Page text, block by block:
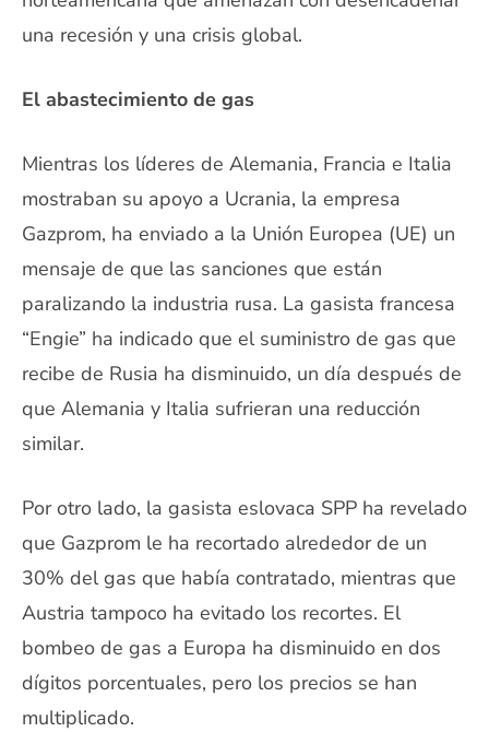
una recesión y una crisis global.
El abastecimiento de gas
Mientras los líderes de Alemania, Francia e Italia
mostraban su apoyo a Ucrania, la empresa
Gazprom, ha enviado a la Unión Europea (UE) un
mensaje de que las sanciones que están
paralizando la industria rusa. La gasista francesa
“Engie” ha indicado que el suministro de gas que
recibe de Rusia ha disminuido, un día después de
que Alemania y Italia sufrieran una reducción
similar.
Por otro lado, la gasista eslovaca SPP ha revelado
que Gazprom le ha recortado alrededor de un
30% del gas que había contratado, mientras que
Austria tampoco ha evitado los recortes. El
bombeo de gas a Europa ha disminuido en dos
dígitos porcentuales, pero los precios se han
multiplicado.